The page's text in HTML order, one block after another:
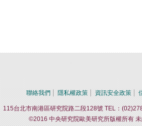
聯絡我們 隱私權政策 資訊安全政策
115台北市南港區研究院路二段128號 TEL：
©2016 中央研究院歐美研究所版權所有